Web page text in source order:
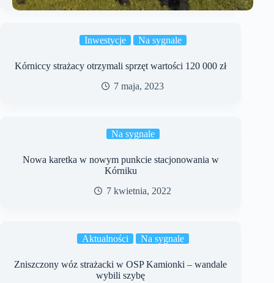
Inwestycje Na sygnale
Kórniccy strażacy otrzymali sprzęt wartości 120 000 zł
7 maja, 2023
Na sygnale
Nowa karetka w nowym punkcie stacjonowania w
Kórniku
7 kwietnia, 2022
Aktualności Na sygnale
Zniszczony wóz strażacki w OSP Kamionki – wandale
wybili szybę